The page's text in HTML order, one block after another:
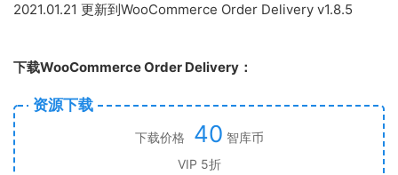
2021.01.21 更新到WooCommerce Order Delivery v1.8.5
下载WooCommerce Order Delivery：
资源下载
下载价格 40 智库币
VIP 5折